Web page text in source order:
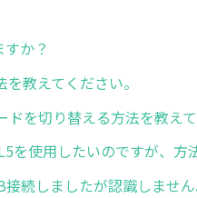
か？
教えてください。
を切り替える方法を教え
を使用したいのですが、方
続しましたが認識しませ